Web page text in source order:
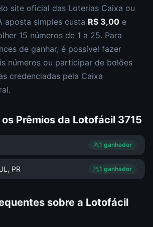
site oficial das Loterias Caixa ou
aposta simples custa R$ 3,00 e
15 números de 1 a 25. Para
de ganhar, é possível fazer
números ou participar de bolões
credenciadas pela Caixa
Prêmios da Lotofácil 3715
1 ganhador
, PR 1 ganhador
sobre a Lotofácil